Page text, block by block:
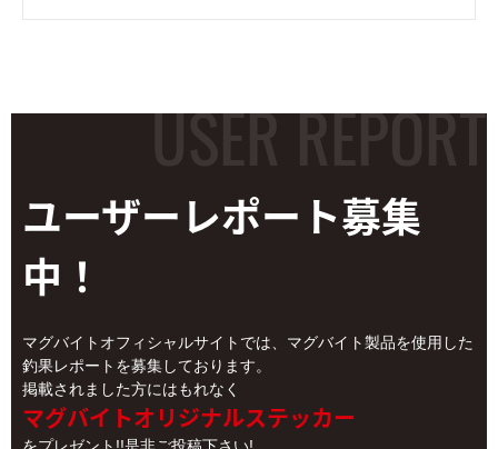
ユーザーレポート募集
中！
マグバイトオフィシャルサイトでは、マグバイト製品を使用した
釣果レポートを募集しております。
掲載されました方にはもれなく
マグバイトオリジナルステッカー